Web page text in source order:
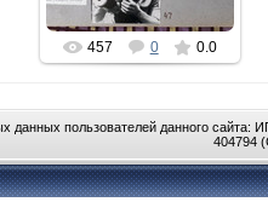
gor-fidel
457 0 0.0
данных пользователей данного
404794